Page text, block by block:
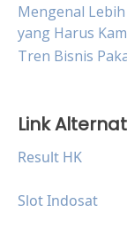
Mengenal
yang Harus
Tren Bisnis
Link
Result HK
Slot Indosat